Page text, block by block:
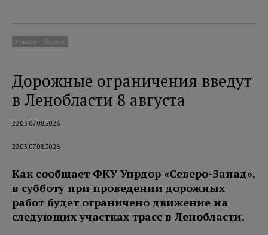
Новости Социум
Дорожные ограничения введут
в Ленобласти 8 августа
22:03 07.08.2026
22:03 07.08.2026
Как сообщает ФКУ Упрдор «Северо-Запад»,
в субботу при проведении дорожных
работ будет ограничено движение на
следующих участках трасс в Ленобласти.